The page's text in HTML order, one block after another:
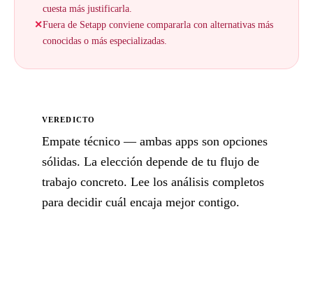
cuesta más justificarla.
✕Fuera de Setapp conviene compararla con alternativas más
conocidas o más especializadas.
VEREDICTO
Empate técnico — ambas apps son opciones
sólidas. La elección depende de tu flujo de
trabajo concreto. Lee los análisis completos
para decidir cuál encaja mejor contigo.